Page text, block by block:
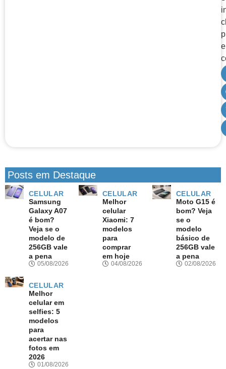
e
Posts em Destaque
CELULAR
Samsung
Galaxy A07
é bom?
Veja se o
modelo de
256GB vale
a pena
05/08/2026
CELULAR
Melhor
celular
Xiaomi: 7
modelos
para
comprar
em hoje
04/08/2026
CELULAR
Moto G15 é
bom? Veja
se o
modelo
básico de
256GB vale
a pena
02/08/2026
CELULAR
Melhor
celular em
selfies: 5
modelos
para
acertar nas
fotos em
2026
01/08/2026